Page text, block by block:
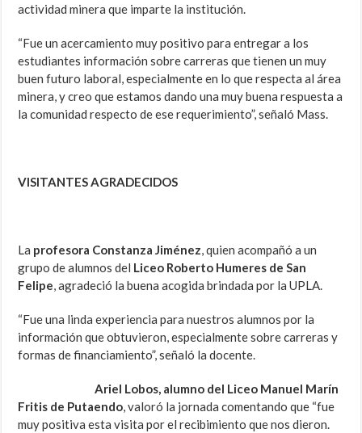
actividad minera que imparte la institución.
“Fue un acercamiento muy positivo para entregar a los
estudiantes información sobre carreras que tienen un muy
buen futuro laboral, especialmente en lo que respecta al área
minera, y creo que estamos dando una muy buena respuesta a
la comunidad respecto de ese requerimiento”, señaló Mass.
VISITANTES AGRADECIDOS
La profesora Constanza Jiménez, quien acompañó a un
grupo de alumnos del Liceo Roberto Humeres de San
Felipe, agradeció la buena acogida brindada por la UPLA.
“Fue una linda experiencia para nuestros alumnos por la
información que obtuvieron, especialmente sobre carreras y
formas de financiamiento”, señaló la docente.
Ariel Lobos, alumno del Liceo Manuel Marín
Fritis de Putaendo, valoró la jornada comentando que “fue
muy positiva esta visita por el recibimiento que nos dieron.